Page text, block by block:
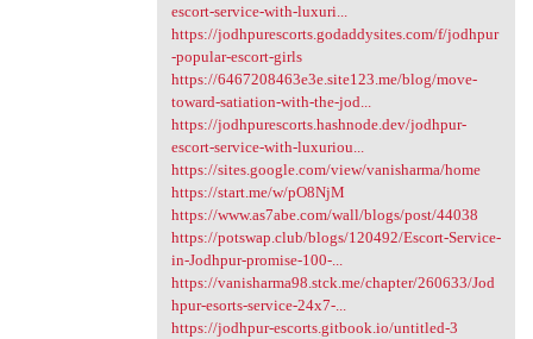
escort-service-with-luxuri...
https://jodhpurescorts.godaddysites.com/f/jodhpur
-popular-escort-girls
https://6467208463e3e.site123.me/blog/move-
toward-satiation-with-the-jod...
https://jodhpurescorts.hashnode.dev/jodhpur-
escort-service-with-luxuriou...
https://sites.google.com/view/vanisharma/home
https://start.me/w/pO8NjM
https://www.as7abe.com/wall/blogs/post/44038
https://potswap.club/blogs/120492/Escort-Service-
in-Jodhpur-promise-100-...
https://vanisharma98.stck.me/chapter/260633/Jod
hpur-esorts-service-24x7-...
https://jodhpur-escorts.gitbook.io/untitled-3